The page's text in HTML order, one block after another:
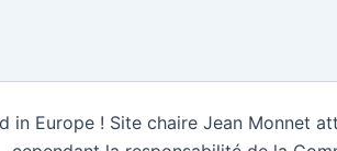
Europe ! Site chaire Jean Monnet